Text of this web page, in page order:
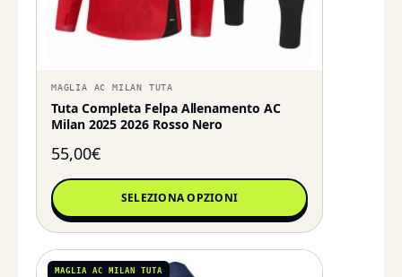
MAGLIA AC MILAN TUTA
Tuta Completa Felpa Allenamento AC
Milan 2025 2026 Rosso Nero
55,00€
SELEZIONA OPZIONI
MAGLIA AC MILAN TUTA